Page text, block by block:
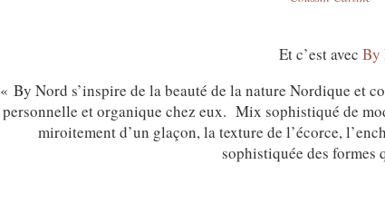
Et c’est avec By
« By Nord s’inspire de la beauté de la nature Nordique et
personnelle et organique chez eux. Mix sophistiqué de
miroitement d’un glaçon, la texture de l’écorce,
sophistiquée des formes